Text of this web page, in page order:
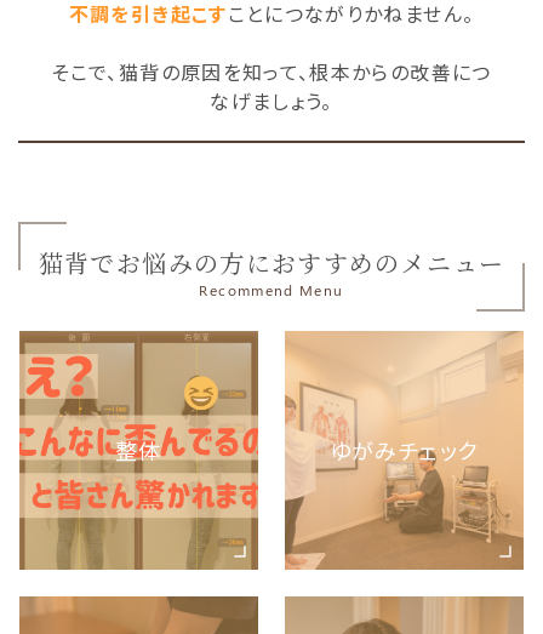
不調を引き起こすことにつながりかねません。
そこで、猫背の原因を知って、根本からの改善につ
なげましょう。
猫背でお悩みの方におすすめのメニュー
Recommend Menu
整体 ゆがみチェック